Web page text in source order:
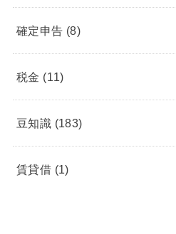
確定申告 (8)
税金 (11)
豆知識 (183)
賃貸借 (1)